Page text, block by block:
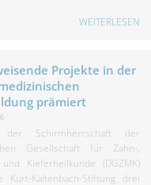
WEITERLESEN
Projekte in der
prämiert
der Schirmherrschaft der
Gesellschaft für Zahn-,
Kieferheilkunde (DGZMK)
Kurt-Kaltenbach-Stiftung drei